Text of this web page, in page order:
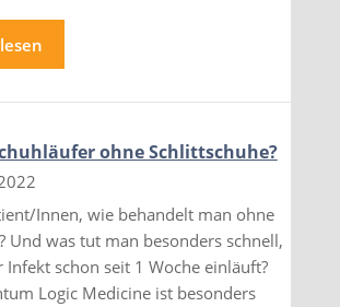
ohne Schlittschuhe?
Innen, wie behandelt man ohne
Und was tut man besonders schnell,
Infekt schon seit 1 Woche einläuft?
Logic Medicine ist besonders